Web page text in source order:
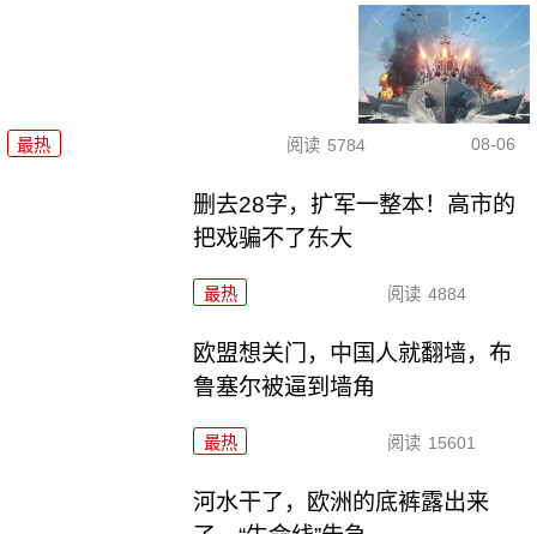
最热 阅读 5784 08-06
删去28字，扩军一整本！高市的
把戏骗不了东大
最热 阅读 4884
欧盟想关门，中国人就翻墙，布
鲁塞尔被逼到墙角
最热 阅读 15601
河水干了，欧洲的底裤露出来